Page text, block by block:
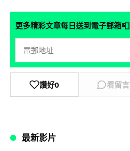
更多精彩文章每日送到電子郵箱📮
讚好0 看留言
最新影片